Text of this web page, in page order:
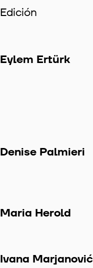
Edición
Eylem Ertürk
Denise Palmieri
Maria Herold
Ivana Marjanović